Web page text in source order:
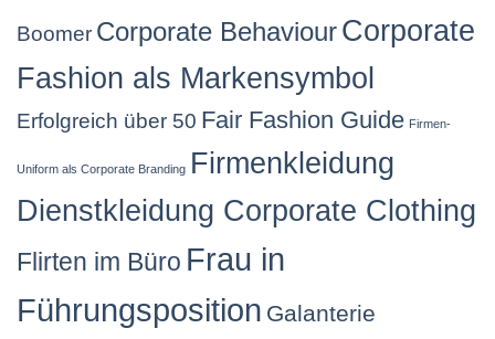
Boomer Corporate BehaviourCorporate
Fashion als Markensymbol
Erfolgreich über 50 Fair Fashion Guide Firmen-
Uniform als Corporate Branding Firmenkleidung
Dienstkleidung Corporate Clothing
Flirten im Büro Frau in
Führungsposition Galanterie